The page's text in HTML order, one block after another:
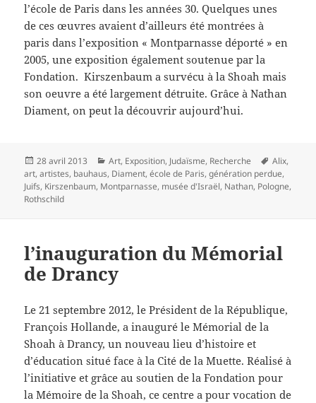
l’école de Paris dans les années 30. Quelques unes
de ces œuvres avaient d’ailleurs été montrées à
paris dans l’exposition « Montparnasse déporté » en
2005, une exposition également soutenue par la
Fondation. Kirszenbaum a survécu à la Shoah mais
son oeuvre a été largement détruite. Grâce à Nathan
Diament, on peut la découvrir aujourd’hui.
Publié
le
28 avril 2013 Catégories
Art, Exposition, Judaïsme, Recherche
Mots-
clés
Alix,
art,artistes, bauhaus, Diament,école de Paris,génération perdue,
Juifs, Kirszenbaum, Montparnasse, musée d'Israël, Nathan, Pologne,
Rothschild
l’inauguration du Mémorial
de Drancy
Le 21 septembre 2012, le Président de la République,
François Hollande, a inauguré le Mémorial de la
Shoah à Drancy, un nouveau lieu d’histoire et
d’éducation situé face à la Cité de la Muette. Réalisé à
l’initiative et grâce au soutien de la Fondation pour
la Mémoire de la Shoah, ce centre a pour vocation de